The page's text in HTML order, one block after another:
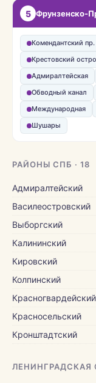
5 Фрунзенско-
Комендантский пр.
Крестовский
Адмиралтейская
Обводный канал
Международная
Шушары
РАЙОНЫ СПБ · 18
Адмиралтейский
Василеостровский
Выборгский
Калининский
Кировский
Колпинский
Красногвардейский
Красносельский
Кронштадтский
ЛЕНИНГРАДСКАЯ